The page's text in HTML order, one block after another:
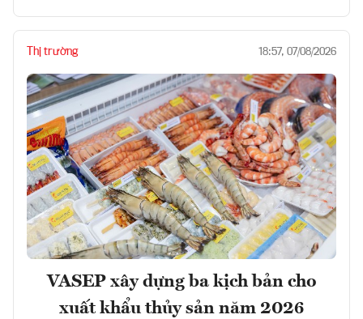
Thị trường 18:57, 07/08/2026
VASEP xây dựng ba kịch bản cho
xuất khẩu thủy sản năm 2026